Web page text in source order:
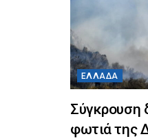
ΕΛΛΆΔΑ
Σύγκρουση
φωτιά της